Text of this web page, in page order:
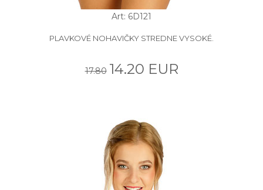
Art: 6D121
PLAVKOVÉ NOHAVIČKY STREDNE VYSOKÉ.
17.80 14.20 EUR